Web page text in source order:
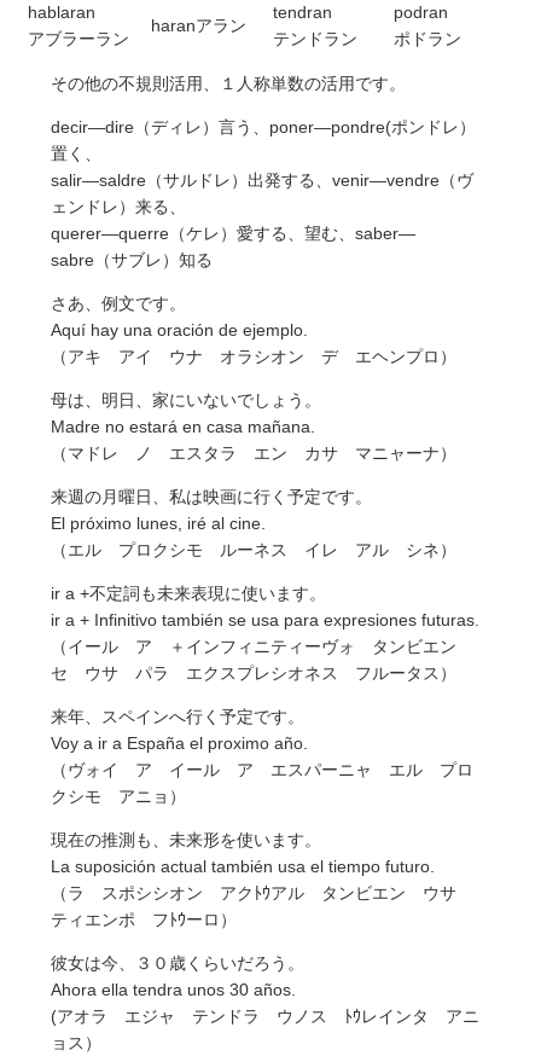
hablaran
アブラーラン
haranアラン
tendran
テンドラン
podran
ポドラン
その他の不規則活用、１人称単数の活用です。
decir—dire（ディレ）言う、poner—pondre(ポンドレ）
置く、
salir—saldre（サルドレ）出発する、venir—vendre（ヴ
ェンドレ）来る、
querer—querre（ケレ）愛する、望む、saber—
sabre（サブレ）知る
さあ、例文です。
Aquí hay una oración de ejemplo.
（アキ アイ ウナ オラシオン デ エヘンプロ）
母は、明日、家にいないでしょう。
Madre no estará en casa mañana.
（マドレ ノ エスタラ エン カサ マニャーナ）
来週の月曜日、私は映画に行く予定です。
El próximo lunes, iré al cine.
（エル プロクシモ ルーネス イレ アル シネ）
ir a +不定詞も未来表現に使います。
ir a + Infinitivo también se usa para expresiones futuras.
（イール ア ＋インフィニティーヴォ タンビエン
セ ウサ パラ エクスプレシオネス フルータス）
来年、スペインへ行く予定です。
Voy a ir a España el proximo año.
（ヴォイ ア イール ア エスパーニャ エル プロ
クシモ アニョ）
現在の推測も、未来形を使います。
La suposición actual también usa el tiempo futuro.
（ラ スポシシオン アクﾄｳアル タンビエン ウサ
ティエンポ フﾄｳーロ）
彼女は今、３０歳くらいだろう。
Ahora ella tendra unos 30 años.
(アオラ エジャ テンドラ ウノス ﾄｳレインタ アニ
ョス）